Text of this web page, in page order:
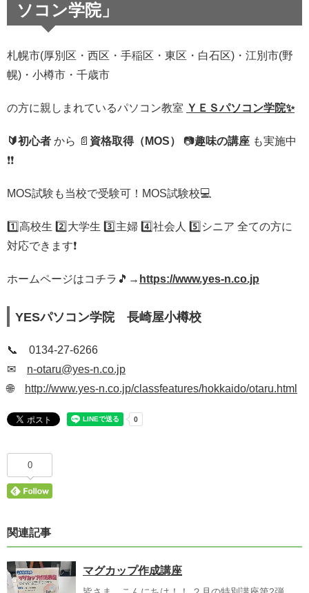
ソコン学院」
札幌市(厚別区・西区・手稲区・東区・白石区)・江別市(野
幌)・小樽市・千歳市
の方に親しまれているパソコン教室 ＹＥＳパソコン学院✨
🔰初心者 から 📄 資格取得（MOS） 📷趣味の講座 も実施中
❗️❗️
MOS試験も当校で受験可！MOS試験校💻
1️⃣高校生 2️⃣ 大学生 3️⃣ 主婦 4️⃣社会人 5️⃣ シニア 全ての方に
対応できます❗️
ホームページはコチラ 🎵 → https://www.yes-n.co.jp
YESパソコン学院 長崎屋小樽校
📞 0134-27-6266
✉ n-otaru@yes-n.co.jp
🌐
http://www.yes-n.co.jp/classfeatures/hokkaido/otaru.html
0
関連記事
マグカップ作成講座